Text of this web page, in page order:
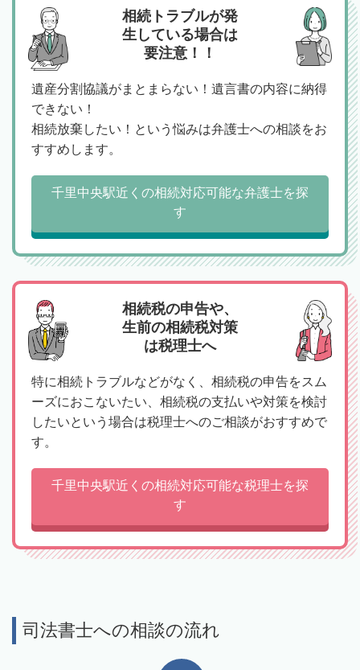
相続トラブルが発
生している場合は
要注意！！
遺産分割協議がまとまらない！遺言書の内容に納得
できない！
相続放棄したい！という悩みは弁護士への相談をお
すすめします。
千里中央駅近くの相続対応可能な弁護士を探
す
相続税の申告や、
生前の相続税対策
は税理士へ
特に相続トラブルなどがなく、相続税の申告をスム
ーズにおこないたい、相続税の支払いや対策を検討
したいという場合は税理士へのご相談がおすすめで
す。
千里中央駅近くの相続対応可能な税理士を探
す
司法書士への相談の流れ